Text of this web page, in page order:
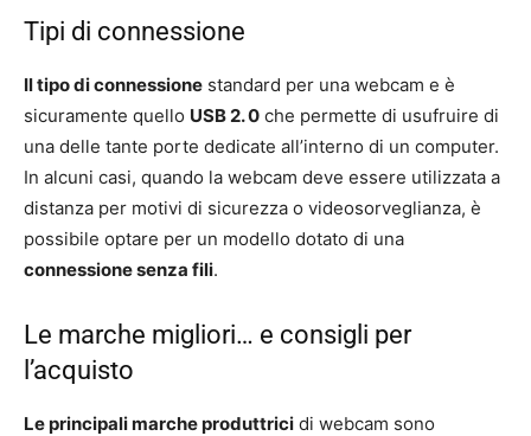
Tipi di connessione
Il tipo di connessione standard per una webcam e è
sicuramente quello USB 2. 0 che permette di usufruire di
una delle tante porte dedicate all’interno di un computer.
In alcuni casi, quando la webcam deve essere utilizzata a
distanza per motivi di sicurezza o videosorveglianza, è
possibile optare per un modello dotato di una
connessione senza fili.
Le marche migliori… e consigli per
l’acquisto
Le principali marche produttrici di webcam sono